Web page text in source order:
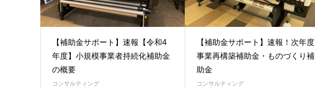
【補助金サポート】速報【令和4
年度】小規模事業者持続化補助金
の概要
コンサルティング
【補助金サポート】速報！次年度
事業再構築補助金・ものづくり補
助金
コンサルティング